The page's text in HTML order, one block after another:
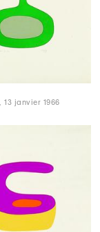
, 13 janvier 1966